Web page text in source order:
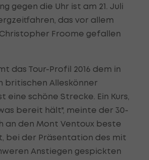
gegen die Uhr ist am 21. Juli
das vor allem
Froome gefallen
das Tour-Profil 2016 dem in
britischen Alleskönner
eine schöne Strecke. Ein Kurs,
bereit hält", meinte der 30-
an den Mont Ventoux beste
bei der Präsentation des mit
Anstiegen gespickten